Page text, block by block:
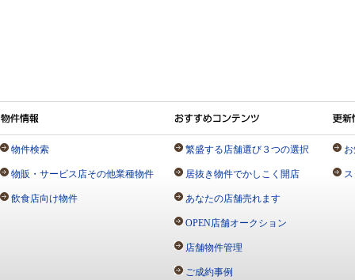
物件検索
物販・サービス店その他業種物件
飲食店向け物件
繁盛する店舗選び３つの選択
居抜き物件でかしこく開店
あなたの店舗売れます
OPEN店舗オークション
店舗物件管理
ご成約事例